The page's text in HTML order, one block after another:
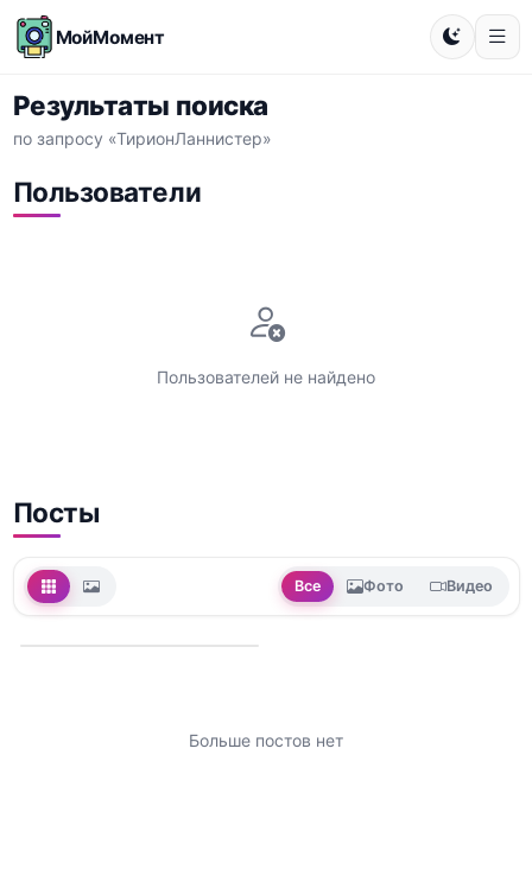
МойМомент
Результаты поиска
по запросу «ТирионЛаннистер»
Пользователи
Пользователей не найдено
Посты
Все Фото Видео
Больше постов нет